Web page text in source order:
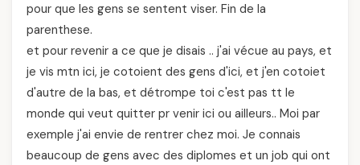
pour que les gens se sentent viser. Fin de la
parenthese.
et pour revenir a ce que je disais .. j'ai vécue au pays, et
je vis mtn ici, je cotoient des gens d'ici, et j'en cotoiet
d'autre de la bas, et détrompe toi c'est pas tt le
monde qui veut quitter pr venir ici ou ailleurs.. Moi par
exemple j'ai envie de rentrer chez moi. Je connais
beaucoup de gens avec des diplomes et un job qui ont